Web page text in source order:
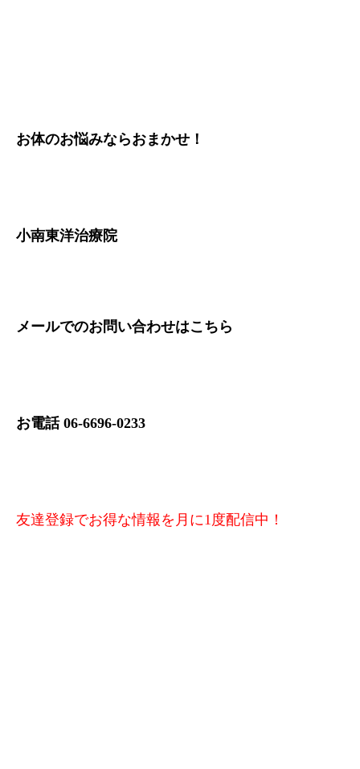
お体のお悩みならおまかせ！
小南東洋治療院
メールでのお問い合わせはこちら
お電話 06-6696-0233
友達登録でお得な情報を月に1度配信中！